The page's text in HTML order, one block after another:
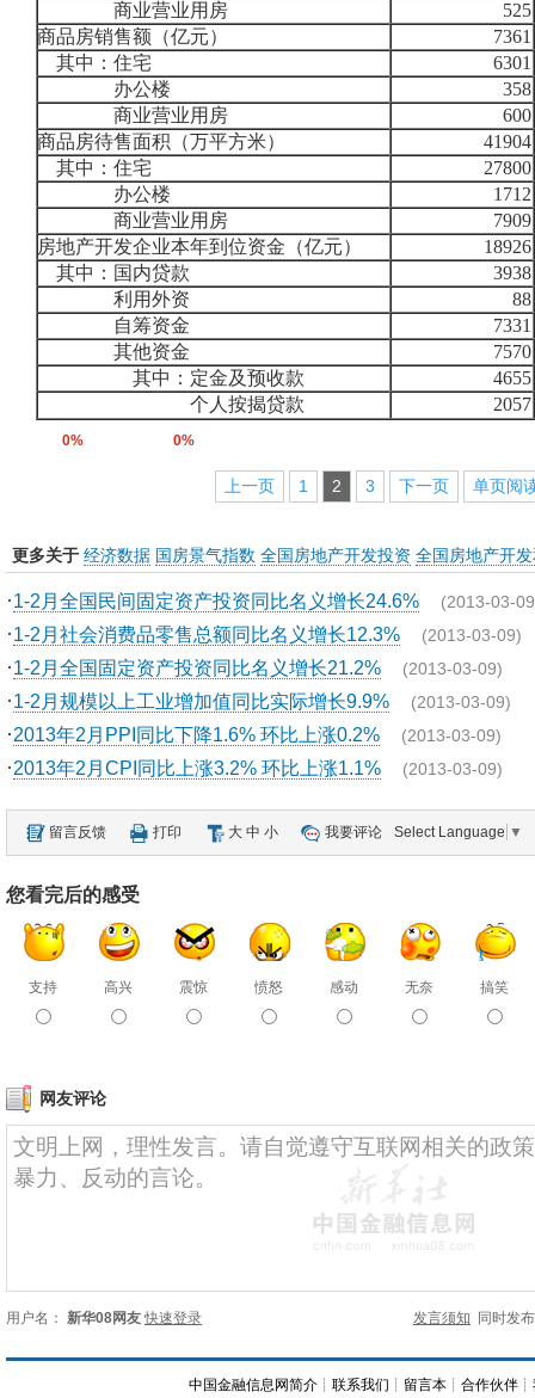
商业营业用房
525
商品房销售额（亿元）
7361
其中：住宅
6301
办公楼
358
商业营业用房
600
商品房待售面积（万平方米）
41904
其中：住宅
27800
办公楼
1712
商业营业用房
7909
房地产开发企业本年到位资金（亿元）
18926
其中：国内贷款
3938
利用外资
88
自筹资金
7331
其他资金
7570
其中：定金及预收款
4655
个人按揭贷款
2057
0% 0%
上一页 1 2 3 下一页 单页阅
更多关于 经济数据 国房景气指数 全国房地产开发投资 全国房地产开
·1-2月全国民间固定资产投资同比名义增长24.6% (2013-03-
·1-2月社会消费品零售总额同比名义增长12.3% (2013-03-09)
·1-2月全国固定资产投资同比名义增长21.2% (2013-03-09)
·1-2月规模以上工业增加值同比实际增长9.9% (2013-03-09)
·2013年2月PPI同比下降1.6% 环比上涨0.2% (2013-03-09)
·2013年2月CPI同比上涨3.2% 环比上涨1.1% (2013-03-09)
留言反馈 打印 大 中 小 我要评论 Select Language ▼
您看完后的感受
支持 高兴 震惊 愤怒 感动 无奈 搞笑
网友评论
用户名： 新华08网友 快速登录 发言须知 同时发
中国金融信息网简介 ┊联系我们 ┊ 留言本 ┊合作伙伴 ┊